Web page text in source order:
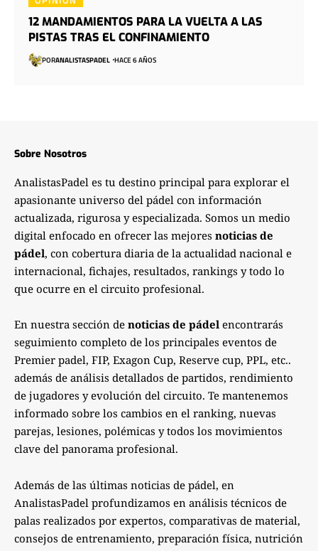
12 MANDAMIENTOS PARA LA VUELTA A LAS
PISTAS TRAS EL CONFINAMIENTO
PORANALISTASPADEL HACE 6 AÑOS
Sobre Nosotros
AnalistasPadel es tu destino principal para explorar el
apasionante universo del pádel con información
actualizada, rigurosa y especializada. Somos un medio
digital enfocado en ofrecer las mejores noticias de
pádel, con cobertura diaria de la actualidad nacional e
internacional, fichajes, resultados, rankings y todo lo
que ocurre en el circuito profesional.
En nuestra sección de noticias de pádel encontrarás
seguimiento completo de los principales eventos de
Premier padel, FIP, Exagon Cup, Reserve cup, PPL, etc..
además de análisis detallados de partidos, rendimiento
de jugadores y evolución del circuito. Te mantenemos
informado sobre los cambios en el ranking, nuevas
parejas, lesiones, polémicas y todos los movimientos
clave del panorama profesional.
Además de las últimas noticias de pádel, en
AnalistasPadel profundizamos en análisis técnicos de
palas realizados por expertos, comparativas de material,
consejos de entrenamiento, preparación física, nutrición